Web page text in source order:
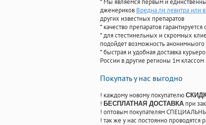
* Мы являемся первым и
дженериков Вредна ли левитра или
других известных препаратов
* качество препаратов
* для стестинельных и скромных
подойдет возможность
* быстрая и удобная доставка
России в другие регионы 1м классом
Покупать у нас выгодно
! каждому новому покупателю
! БЕСПЛАТНАЯ ДОСТАВКА при
! оптовым покупателям
! так же у нас постоянно